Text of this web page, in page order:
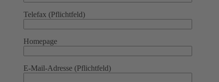
Telefax (Pflichtfeld)
Homepage
E-Mail-Adresse (Pflichtfeld)